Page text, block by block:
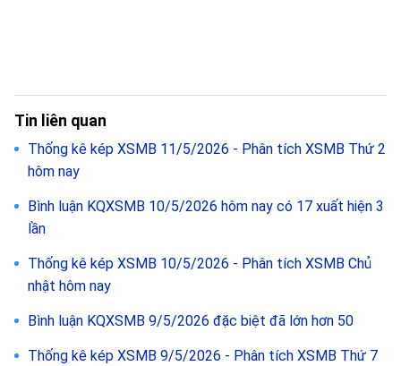
Tin liên quan
Thống kê kép XSMB 11/5/2026 - Phân tích XSMB Thứ 2
hôm nay
Bình luận KQXSMB 10/5/2026 hôm nay có 17 xuất hiện 3
lần
Thống kê kép XSMB 10/5/2026 - Phân tích XSMB Chủ
nhật hôm nay
Bình luận KQXSMB 9/5/2026 đặc biệt đã lớn hơn 50
Thống kê kép XSMB 9/5/2026 - Phân tích XSMB Thứ 7